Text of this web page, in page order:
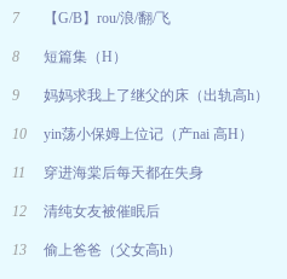
7 【G/B】rou/浪/翻/飞
8 短篇集（H）
9 妈妈求我上了继父的床（出轨高h）
10 yin荡小保姆上位记（产nai 高H）
11 穿进海棠后每天都在失身
12 清纯女友被催眠后
13 偷上爸爸（父女高h）